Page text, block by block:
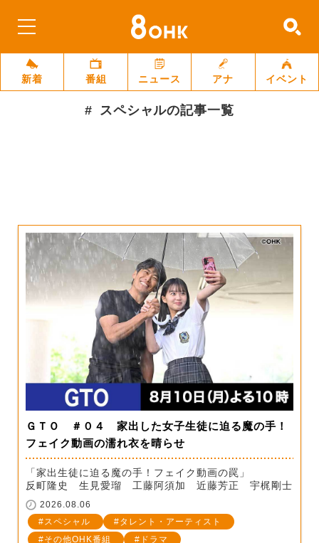
新着 番組 ニュース アナ イベント
スペシャルの記事一覧
ＧＴＯ ＃０４ 家出した女子生徒に迫る魔の手！
フェイク動画の濡れ衣を晴らせ
「家出生徒に迫る魔の手！フェイク動画の罠」
反町隆史 生見愛瑠 工藤阿須加 近藤芳正 宇梶剛士
2026.08.06
スペシャル
タレント・アーティスト
その他OHK番組
ドラマ